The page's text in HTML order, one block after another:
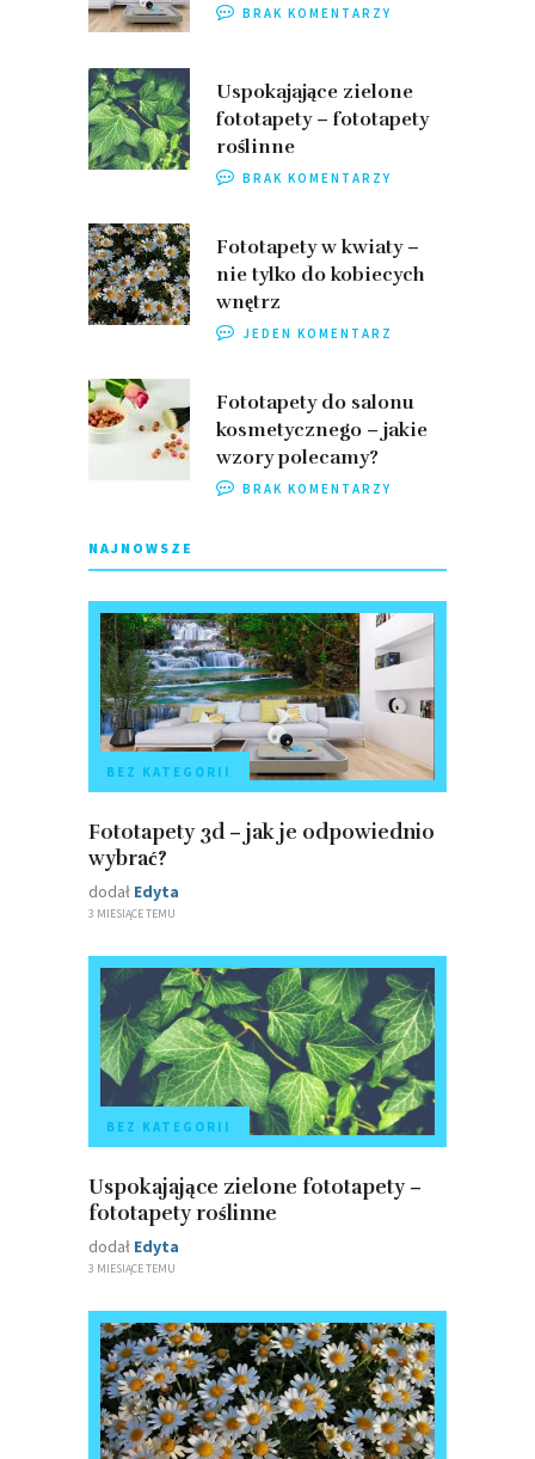
BRAK KOMENTARZY
Uspokajające zielone
fototapety – fototapety
roślinne
BRAK KOMENTARZY
Fototapety w kwiaty –
nie tylko do kobiecych
wnętrz
JEDEN KOMENTARZ
Fototapety do salonu
kosmetycznego – jakie
wzory polecamy?
BRAK KOMENTARZY
NAJNOWSZE
BEZ KATEGORII
Fototapety 3d – jak je odpowiednio
wybrać?
dodał Edyta
3 MIESIĄCE TEMU
BEZ KATEGORII
Uspokajające zielone fototapety –
fototapety roślinne
dodał Edyta
3 MIESIĄCE TEMU